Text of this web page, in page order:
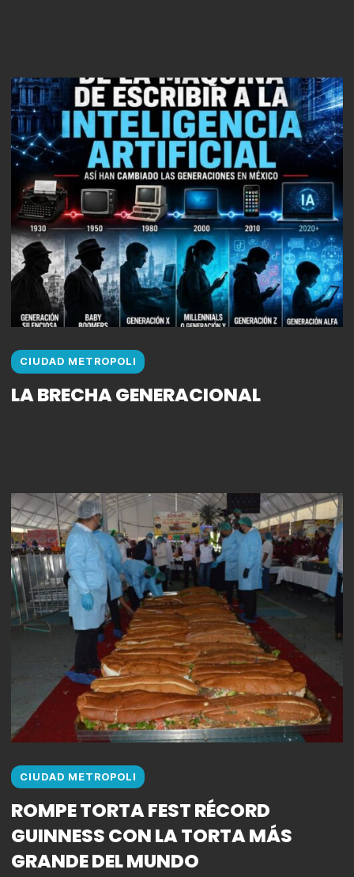
CIUDAD METROPOLI
LA BRECHA GENERACIONAL
CIUDAD METROPOLI
ROMPE TORTA FEST RÉCORD
GUINNESS CON LA TORTA MÁS
GRANDE DEL MUNDO